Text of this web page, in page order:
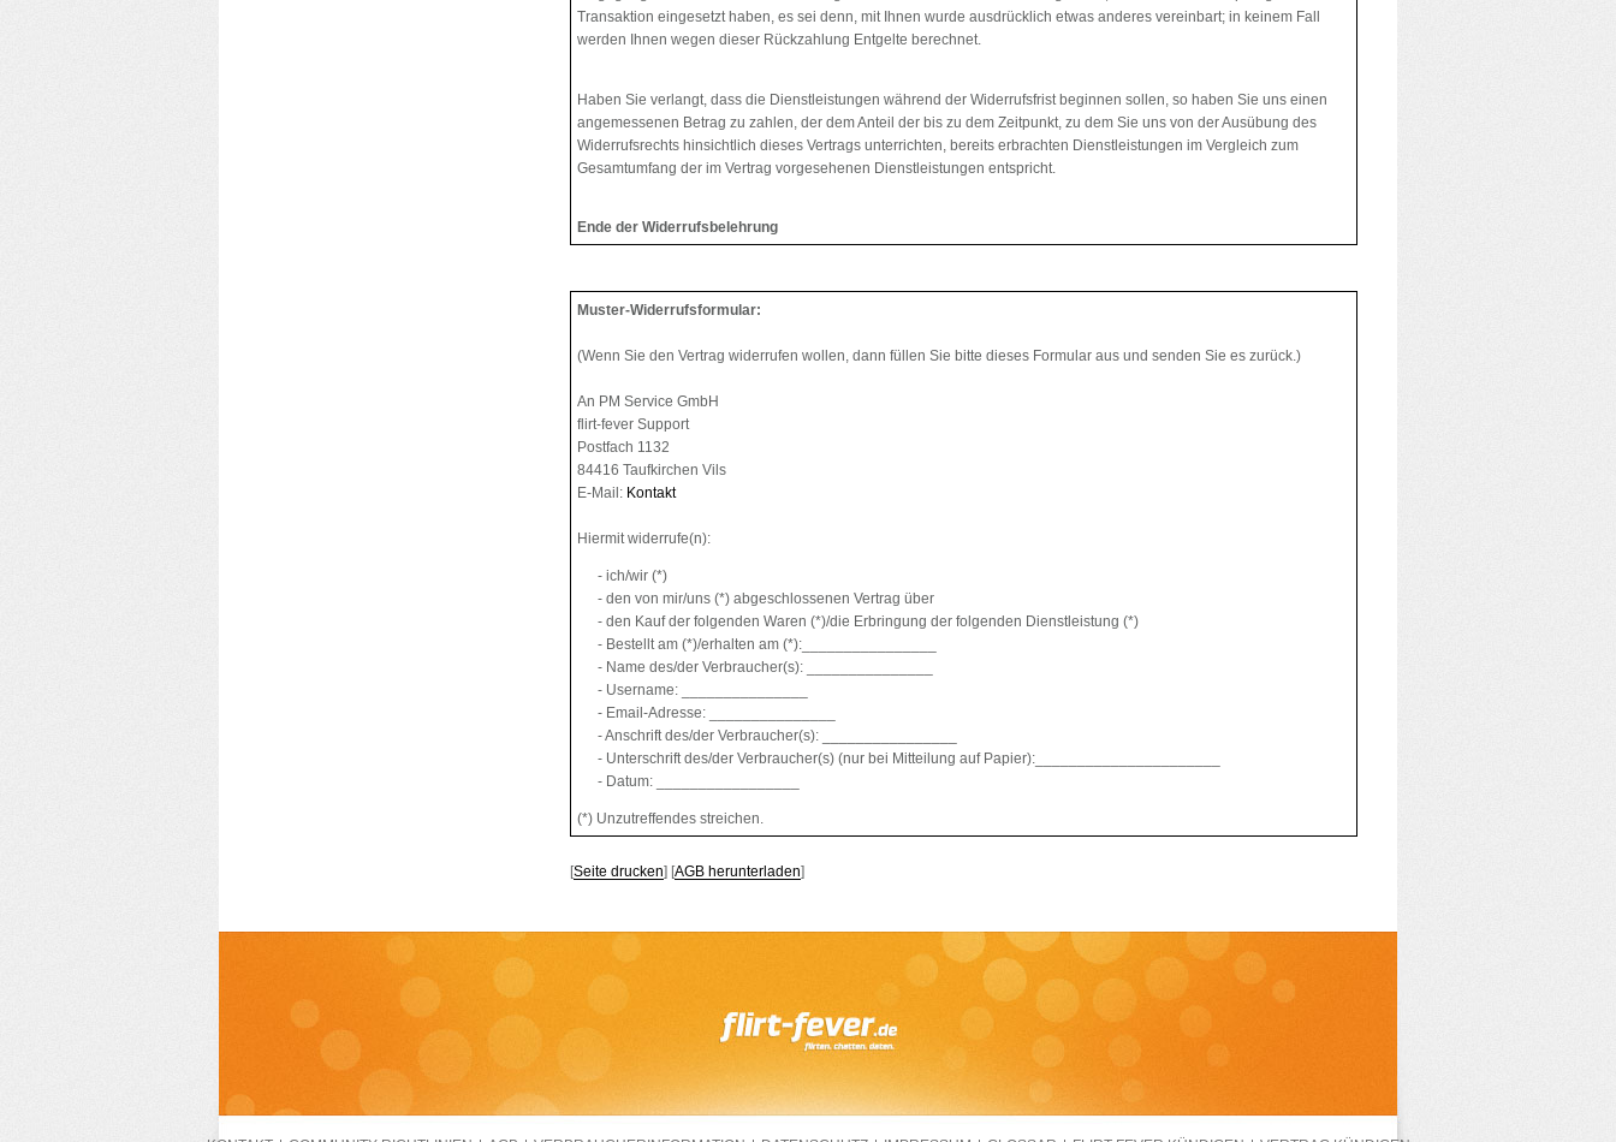
Transaktion eingesetzt haben, es sei denn, mit Ihnen wurde ausdrücklich etwas anderes vereinbart; in keinem Fall
werden Ihnen wegen dieser Rückzahlung Entgelte berechnet.
Haben Sie verlangt, dass die Dienstleistungen während der Widerrufsfrist beginnen sollen, so haben Sie uns einen
angemessenen Betrag zu zahlen, der dem Anteil der bis zu dem Zeitpunkt, zu dem Sie uns von der Ausübung des
Widerrufsrechts hinsichtlich dieses Vertrags unterrichten, bereits erbrachten Dienstleistungen im Vergleich zum
Gesamtumfang der im Vertrag vorgesehenen Dienstleistungen entspricht.
Ende der Widerrufsbelehrung
Muster-Widerrufsformular:
(Wenn Sie den Vertrag widerrufen wollen, dann füllen Sie bitte dieses Formular aus und senden Sie es zurück.)
An PM Service GmbH
flirt-fever Support
Postfach 1132
84416 Taufkirchen Vils
E-Mail: Kontakt
Hiermit widerrufe(n):
- ich/wir (*)
- den von mir/uns (*) abgeschlossenen Vertrag über
- den Kauf der folgenden Waren (*)/die Erbringung der folgenden Dienstleistung (*)
- Bestellt am (*)/erhalten am (*):________________
- Name des/der Verbraucher(s): _______________
- Username: _______________
- Email-Adresse: _______________
- Anschrift des/der Verbraucher(s): ________________
- Unterschrift des/der Verbraucher(s) (nur bei Mitteilung auf Papier):______________________
- Datum: _________________
(*) Unzutreffendes streichen.
[Seite drucken] [AGB herunterladen]